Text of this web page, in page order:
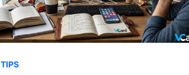
TIPS